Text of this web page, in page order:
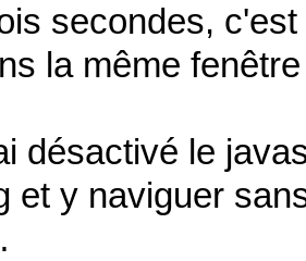
secondes,
la même
désactivé le
et y naviguer